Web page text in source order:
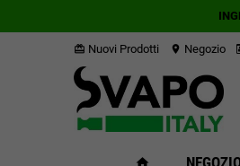
card_giftcard Nuovi Prodotti location_on Negozio
home